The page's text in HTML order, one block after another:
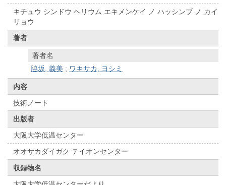
キチュウ シンドウ ヘリウム エキメンケイ ノ ハッシンブ ノ カイ
リョウ
著者
著者名
脇坂, 義美 ; ワキサカ, ヨシミ
内容
技術ノート
出版者
大阪大学低温センター
オオサカダイガク テイオンセンター
収録物名